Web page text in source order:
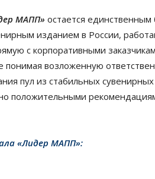
МАПП» остается единственным
изданием в России,
с корпоративными
понимая возложенную
пул из стабильных
положительными
«Лидер МАПП»: